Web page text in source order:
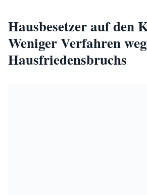
Hausbesetzer auf den
Weniger Verfahren
Hausfriedensbruchs